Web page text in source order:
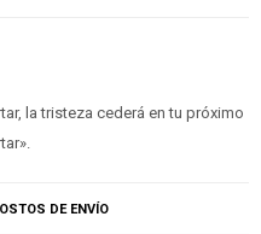
la tristeza cederá en tu próximo
DE ENVÍO